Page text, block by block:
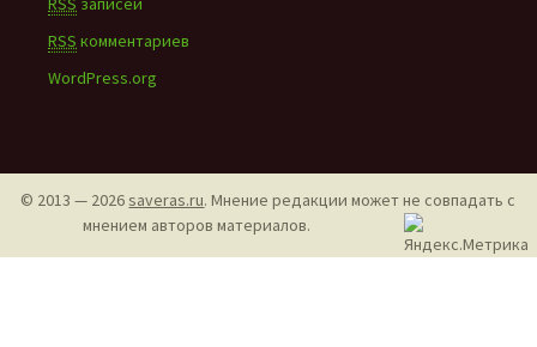
RSS комментариев
WordPress.org
© 2013 — 2026saveras.ru. Мнение редакции может не совпадать с
мнением авторов материалов.